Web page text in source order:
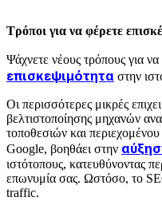
Τρόποι για να φέρετε
Ψάχνετε νέους τρόπους για
επισκεψιμότητα στην
Οι περισσότερες μικρές
βελτιστοποίησης μηχανών
τοποθεσιών και
Google, βοηθάει στην
ιστότοπους, κατευθύνοντας
επωνυμία σας. Ωστόσο, το
traffic.